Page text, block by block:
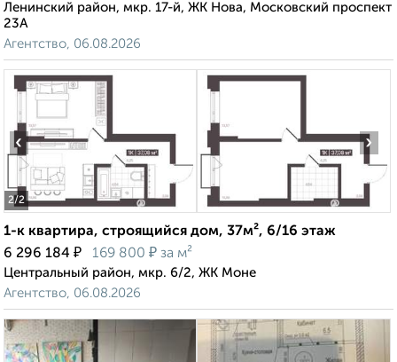
Ленинский район, мкр. 17-й, ЖК Нова, Московский проспект
23А
Агентство, 06.08.2026
2/2
‹ ›
1-к квартира, строящийся дом, 37м², 6/16 этаж
6 296 184 ₽ 169 800 ₽ за м²
Центральный район, мкр. 6/2, ЖК Моне
Агентство, 06.08.2026